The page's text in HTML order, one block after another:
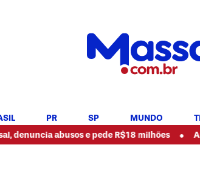
PR SP MUNDO
e pede R$18 milhões • Anvisa